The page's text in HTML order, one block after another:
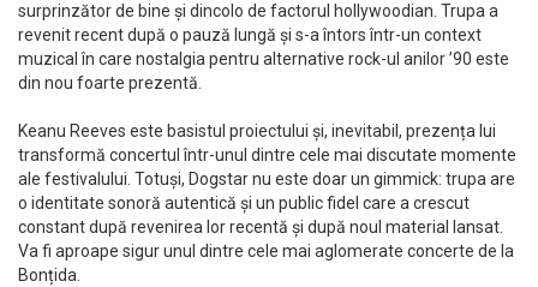
surprinzător de bine și dincolo de factorul hollywoodian. Trupa a
revenit recent după o pauză lungă și s-a întors într-un context
muzical în care nostalgia pentru alternative rock-ul anilor ’90 este
din nou foarte prezentă.
Keanu Reeves este basistul proiectului și, inevitabil, prezența lui
transformă concertul într-unul dintre cele mai discutate momente
ale festivalului. Totuși, Dogstar nu este doar un gimmick: trupa are
o identitate sonoră autentică și un public fidel care a crescut
constant după revenirea lor recentă și după noul material lansat.
Va fi aproape sigur unul dintre cele mai aglomerate concerte de la
Bonțida.